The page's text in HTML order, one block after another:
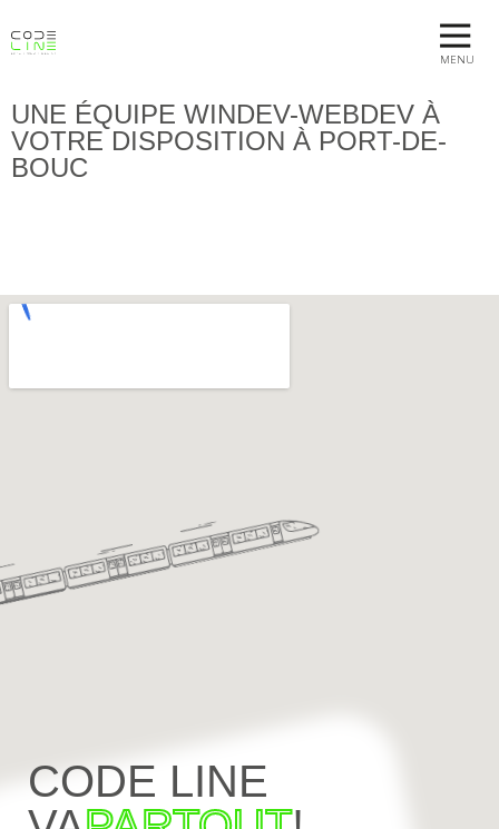
MENU
UNE ÉQUIPE WINDEV-WEBDEV À
VOTRE DISPOSITION À PORT-DE-
BOUC
CODE LINE